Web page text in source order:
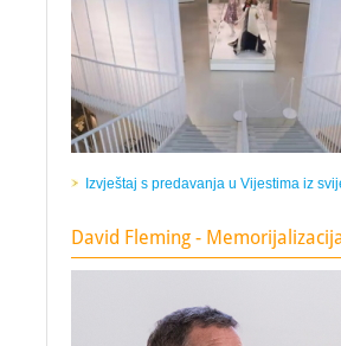
Izvještaj s predavanja u Vijestima iz
David Fleming -